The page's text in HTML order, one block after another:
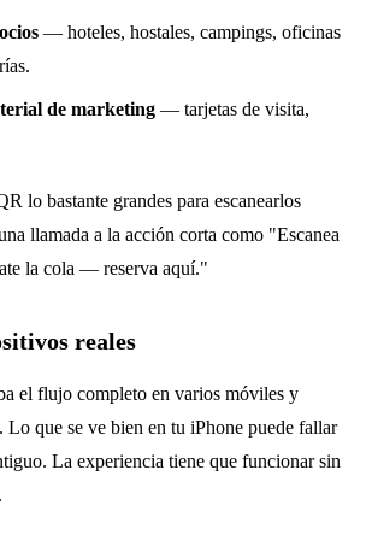
— hoteles, hostales, campings, oficinas
de marketing — tarjetas de visita,
lo bastante grandes para escanearlos
llamada a la acción corta como "Escanea
la cola — reserva aquí."
reales
el flujo completo en varios móviles y
Lo que se ve bien en tu iPhone puede fallar
La experiencia tiene que funcionar sin